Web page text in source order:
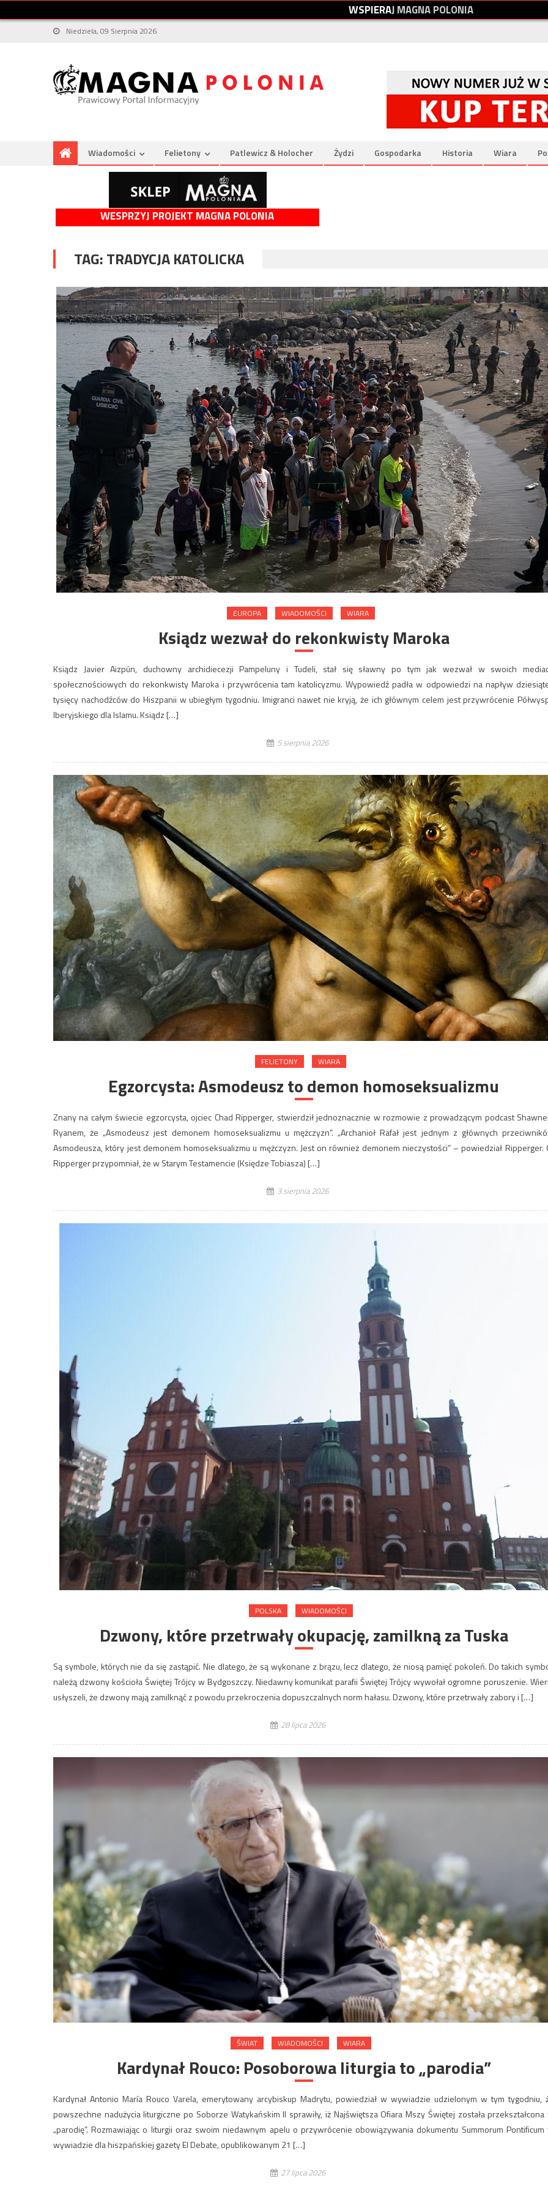
WSPIERAJMAGNAPOLONIA
Niedziela, 09 Sierpnia 2026
Wiadomości Felietony Patlewicz & Holocher Żydzi Gospodarka Historia Wiara
WESPRZYJ PROJEKT MAGNA POLONIA
TAG:TRADYCJA KATOLICKA
EUROPA WIADOMOŚCI WIARA
Ksiądz wezwał do rekonkwisty Maroka
Ksiądz Javier Aizpún, duchowny archidiecezji Pampeluny i Tudeli, stał się sławny po tym jak wezwał w swoich
społecznościowych do rekonkwisty Maroka i przywrócenia tam katolicyzmu. Wypowiedź padła w odpowiedzi na napływ
tysięcy nachodźców do Hiszpanii w ubiegłym tygodniu. Imigranci nawet nie kryją, że ich głównym celem jest przywrócenie
Iberyjskiego dla Islamu. Ksiądz […]
5 sierpnia 2026
FELIETONY WIARA
Egzorcysta: Asmodeusz to demon homoseksualizmu
Znany na całym świecie egzorcysta, ojciec Chad Ripperger, stwierdził jednoznacznie w rozmowie z prowadzącym podcast
Ryanem, że „Asmodeusz jest demonem homoseksualizmu u mężczyzn”. „Archanioł Rafał jest jednym z głównych
Asmodeusza, który jest demonem homoseksualizmu u mężczyzn. Jest on również demonem nieczystości” – powiedział Ripperger.
Ripperger przypomniał, że w Starym Testamencie (Księdze Tobiasza) […]
3 sierpnia 2026
POLSKA WIADOMOŚCI
Dzwony, które przetrwały okupację, zamilkną za Tuska
Są symbole, których nie da się zastąpić. Nie dlatego, że są wykonane z brązu, lecz dlatego, że niosą pamięć pokoleń. Do takich
należą dzwony kościoła Świętej Trójcy w Bydgoszczy. Niedawny komunikat parafii Świętej Trójcy wywołał ogromne poruszenie.
usłyszeli, że dzwony mają zamilknąć z powodu przekroczenia dopuszczalnych norm hałasu. Dzwony, które przetrwały zabory i […]
28 lipca 2026
ŚWIAT WIADOMOŚCI WIARA
Kardynał Rouco: Posoborowa liturgia to „parodia”
Kardynał Antonio María Rouco Varela, emerytowany arcybiskup Madrytu, powiedział w wywiadzie udzielonym w tym tygodniu,
powszechne nadużycia liturgiczne po Soborze Watykańskim II sprawiły, iż Najświętsza Ofiara Mszy Świętej została przekształcona
„parodię”. Rozmawiając o liturgii oraz swoim niedawnym apelu o przywrócenie obowiązywania dokumentu Summorum Pontificum
wywiadzie dla hiszpańskiej gazety El Debate, opublikowanym 21 […]
27 lipca 2026